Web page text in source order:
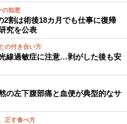
の知恵
2割は術後18カ月でも仕事に復帰
究を公表
の付き合い方
線過敏症に注意…剥がした後も安
の左下腹部痛と血便が典型的なサ
正す食べ方